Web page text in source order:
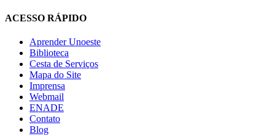
ACESSO RÁPIDO
Aprender Unoeste
Biblioteca
Cesta de Serviços
Mapa do Site
Imprensa
Webmail
ENADE
Contato
Blog